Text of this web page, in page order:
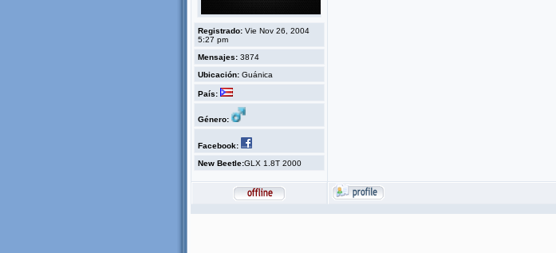
Registrado: Vie Nov 26, 2004
5:27 pm
Mensajes: 3874
Ubicación: Guánica
País:
Género:
Facebook:
New Beetle:GLX 1.8T 2000